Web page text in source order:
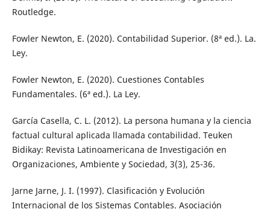
Routledge.
Fowler Newton, E. (2020). Contabilidad Superior. (8ª ed.). La.
Ley.
Fowler Newton, E. (2020). Cuestiones Contables
Fundamentales. (6ª ed.). La Ley.
García Casella, C. L. (2012). La persona humana y la ciencia
factual cultural aplicada llamada contabilidad. Teuken
Bidikay: Revista Latinoamericana de Investigación en
Organizaciones, Ambiente y Sociedad, 3(3), 25-36.
Jarne Jarne, J. I. (1997). Clasificación y Evolución
Internacional de los Sistemas Contables. Asociación